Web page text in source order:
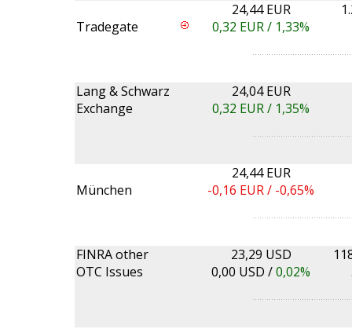
Tradegate
24,44 EUR
0,32 EUR / 1,33%
Lang & Schwarz
Exchange
24,04 EUR
0,32 EUR / 1,35%
München
24,44 EUR
-0,16 EUR / -0,65%
FINRA other
OTC Issues
23,29 USD
0,00 USD /0,02%